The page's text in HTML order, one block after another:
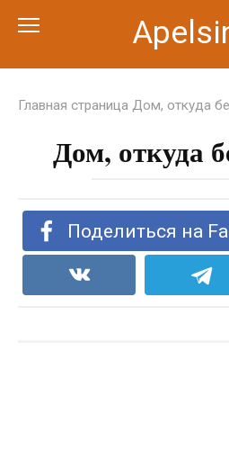
Главная страница Дом, откуда
Дом, откуда
Поделиться на